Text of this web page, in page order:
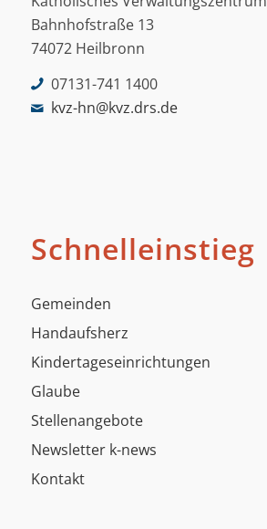
Bahnhofstraße 13
74072 Heilbronn
07131-741 1400
kvz-hn@kvz.drs.de
Schnelleinstieg
Gemeinden
Handaufsherz
Kindertageseinrichtungen
Glaube
Stellenangebote
Newsletter k-news
Kontakt